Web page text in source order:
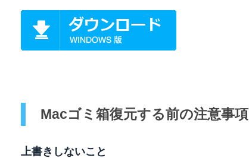
Macゴミ箱復元する前の注意事項
上書きしないこと